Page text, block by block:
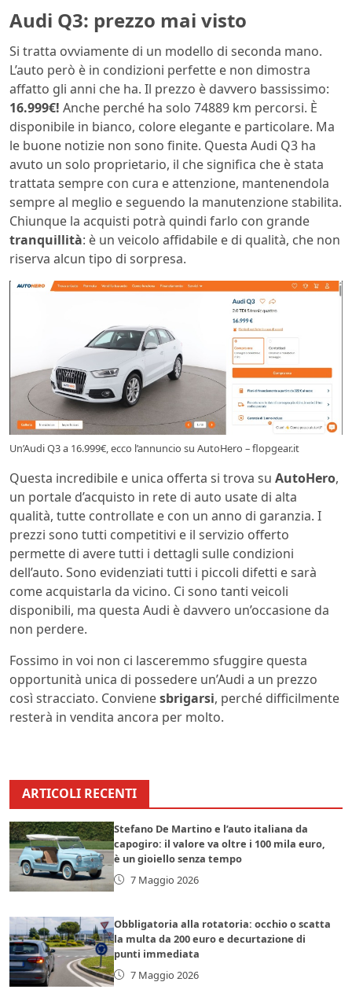
Audi Q3: prezzo mai visto
Si tratta ovviamente di un modello di seconda mano.
L’auto però è in condizioni perfette e non dimostra
affatto gli anni che ha. Il prezzo è davvero bassissimo:
16.999€! Anche perché ha solo 74889 km percorsi. È
disponibile in bianco, colore elegante e particolare. Ma
le buone notizie non sono finite. Questa Audi Q3 ha
avuto un solo proprietario, il che significa che è stata
trattata sempre con cura e attenzione, mantenendola
sempre al meglio e seguendo la manutenzione stabilita.
Chiunque la acquisti potrà quindi farlo con grande
tranquillità: è un veicolo affidabile e di qualità, che non
riserva alcun tipo di sorpresa.
Un’Audi Q3 a 16.999€, ecco l’annuncio su AutoHero – flopgear.it
Questa incredibile e unica offerta si trova su AutoHero,
un portale d’acquisto in rete di auto usate di alta
qualità, tutte controllate e con un anno di garanzia. I
prezzi sono tutti competitivi e il servizio offerto
permette di avere tutti i dettagli sulle condizioni
dell’auto. Sono evidenziati tutti i piccoli difetti e sarà
come acquistarla da vicino. Ci sono tanti veicoli
disponibili, ma questa Audi è davvero un’occasione da
non perdere.
Fossimo in voi non ci lasceremmo sfuggire questa
opportunità unica di possedere un’Audi a un prezzo
così stracciato. Convienesbrigarsi, perché difficilmente
resterà in vendita ancora per molto.
ARTICOLI RECENTI
Stefano De Martino e l’auto italiana da
capogiro: il valore va oltre i 100 mila euro,
è un gioiello senza tempo
7 Maggio 2026
Obbligatoria alla rotatoria: occhio o scatta
la multa da 200 euro e decurtazione di
punti immediata
7 Maggio 2026